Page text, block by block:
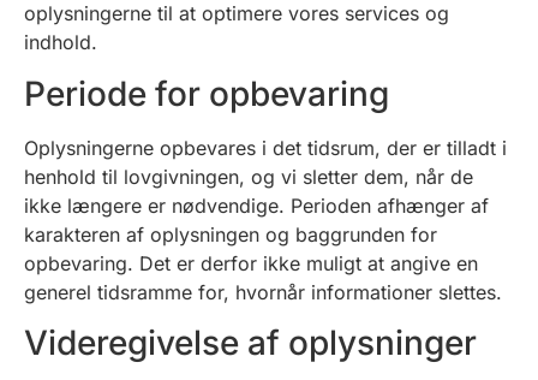
oplysningerne til at optimere vores services og
indhold.
Periode for opbevaring
Oplysningerne opbevares i det tidsrum, der er tilladt i
henhold til lovgivningen, og vi sletter dem, når de
ikke længere er nødvendige. Perioden afhænger af
karakteren af oplysningen og baggrunden for
opbevaring. Det er derfor ikke muligt at angive en
generel tidsramme for, hvornår informationer slettes.
Videregivelse af oplysninger